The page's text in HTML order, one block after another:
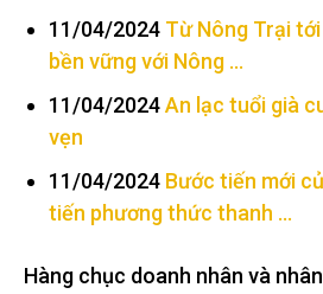
11/04/2024 Từ Nông Trại
bền vững với Nông …
11/04/2024An lạc tuổi già
vẹn
11/04/2024 Bước tiến mới
tiến phương thức thanh …
Hàng chục doanh nhân và